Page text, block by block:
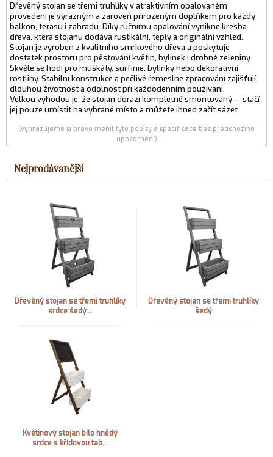
Dřevěný stojan se třemi truhlíky v atraktivním opalovaném
provedení je výrazným a zároveň přirozeným doplňkem pro každý
balkon, terasu i zahradu. Díky ručnímu opalování vynikne kresba
dřeva, která stojanu dodává rustikální, teplý a originální vzhled.
Stojan je vyroben z kvalitního smrkového dřeva a poskytuje
dostatek prostoru pro pěstování květin, bylinek i drobné zeleniny.
Skvěle se hodí pro muškáty, surfínie, bylinky nebo dekorativní
rostliny. Stabilní konstrukce a pečlivé řemeslné zpracování zajišťují
dlouhou životnost a odolnost při každodenním používání.
Velkou výhodou je, že stojan dorazí kompletně smontovaný — stačí
jej pouze umístit na vybrané místo a můžete ihned začít sázet.
(vyhrazujeme si právo měnit tyto popisy a specifikace bez předchozího
upozornění)
Nejprodávanější
Dřevěný stojan se třemi truhlíky
srdce šedý...
Dřevěný stojan se třemi truhlíky
šedý
Květinový stojan bílo hnědý
srdce s křídovou tab...